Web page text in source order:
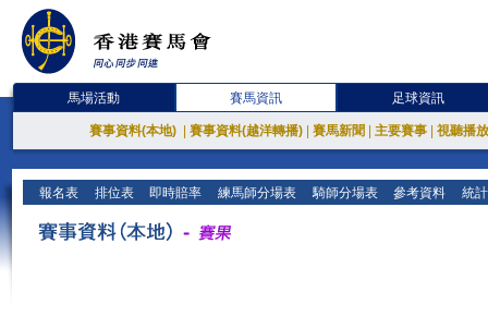
馬場活動 賽馬資訊 足球資訊
賽事資料(本地) 賽事資料(越洋轉播) 賽馬新聞 主要賽事 視聽播
報名表 排位表 即時賠率 練馬師分場表 騎師分場表 參考資料 統